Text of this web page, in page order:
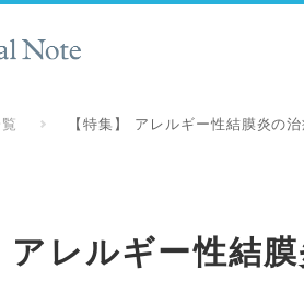
【特集】 アレルギー性結膜炎の
アレルギー性結